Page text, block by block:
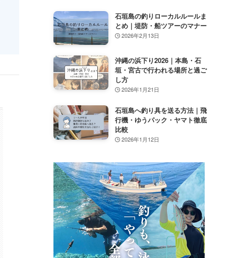
石垣島の釣りローカルルールま
とめ｜堤防・船ツアーのマナー
2026年2月13日
沖縄の浜下り2026｜本島・石
垣・宮古で行われる場所と過ご
し方
2026年1月21日
石垣島へ釣り具を送る方法｜飛
行機・ゆうパック・ヤマト徹底
比較
2026年1月12日